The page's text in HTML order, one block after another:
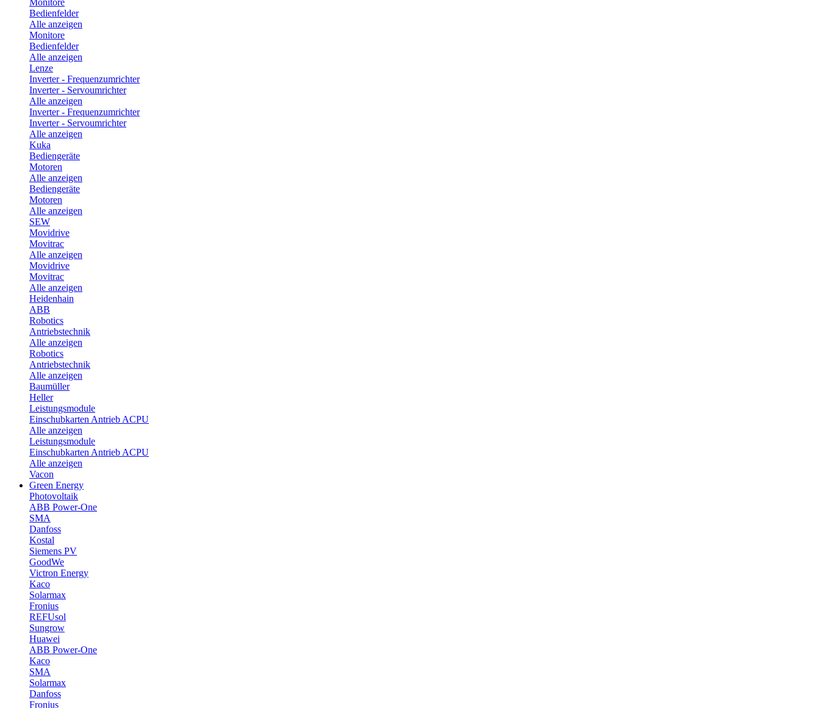
Monitore
Bedienfelder
Alle anzeigen
Monitore
Bedienfelder
Alle anzeigen
Lenze
Inverter - Frequenzumrichter
Inverter - Servoumrichter
Alle anzeigen
Inverter - Frequenzumrichter
Inverter - Servoumrichter
Alle anzeigen
Kuka
Bediengeräte
Motoren
Alle anzeigen
Bediengeräte
Motoren
Alle anzeigen
SEW
Movidrive
Movitrac
Alle anzeigen
Movidrive
Movitrac
Alle anzeigen
Heidenhain
ABB
Robotics
Antriebstechnik
Alle anzeigen
Robotics
Antriebstechnik
Alle anzeigen
Baumüller
Heller
Leistungsmodule
Einschubkarten Antrieb ACPU
Alle anzeigen
Leistungsmodule
Einschubkarten Antrieb ACPU
Alle anzeigen
Vacon
Green Energy
Photovoltaik
ABB Power-One
SMA
Danfoss
Kostal
Siemens PV
GoodWe
Victron Energy
Kaco
Solarmax
Fronius
REFUsol
Sungrow
Huawei
ABB Power-One
Kaco
SMA
Solarmax
Danfoss
Fronius